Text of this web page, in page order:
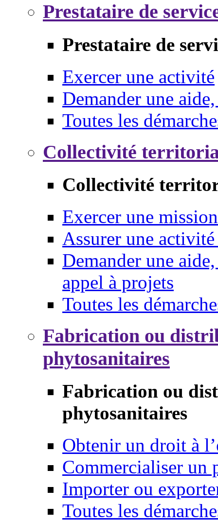
Prestataire de
Prestataire de
Exercer une activité
Demander une
Toutes les
Collectivité
Collectivité
Exercer une mission
Assurer une
Demander une
appel à projets
Toutes les
Fabrication ou
phytosanitaires
Fabrication ou
phytosanitaires
Obtenir un droit à
Commercialiser un
Importer ou
Toutes les